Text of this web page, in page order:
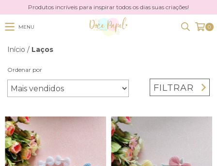
Produtos incríveis para inspirar todos os dias suas criações!
MENU 0
Início / Laços
Ordenar por
FILTRAR